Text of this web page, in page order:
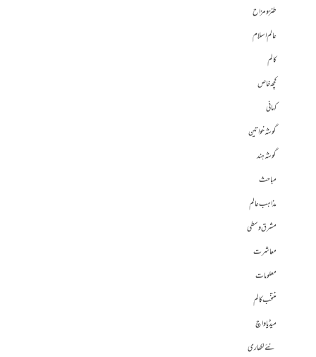
طنز و مزاح
عالم اسلام
کالم
کچھ خاص
کہانی
گوشہ خواتین
گوشہ ہند
مباحث
مذاہب عالم
مشرق وسطی
معاشرت
معلومات
منتخب کالم
میڈیا واچ
نئے لکھاری